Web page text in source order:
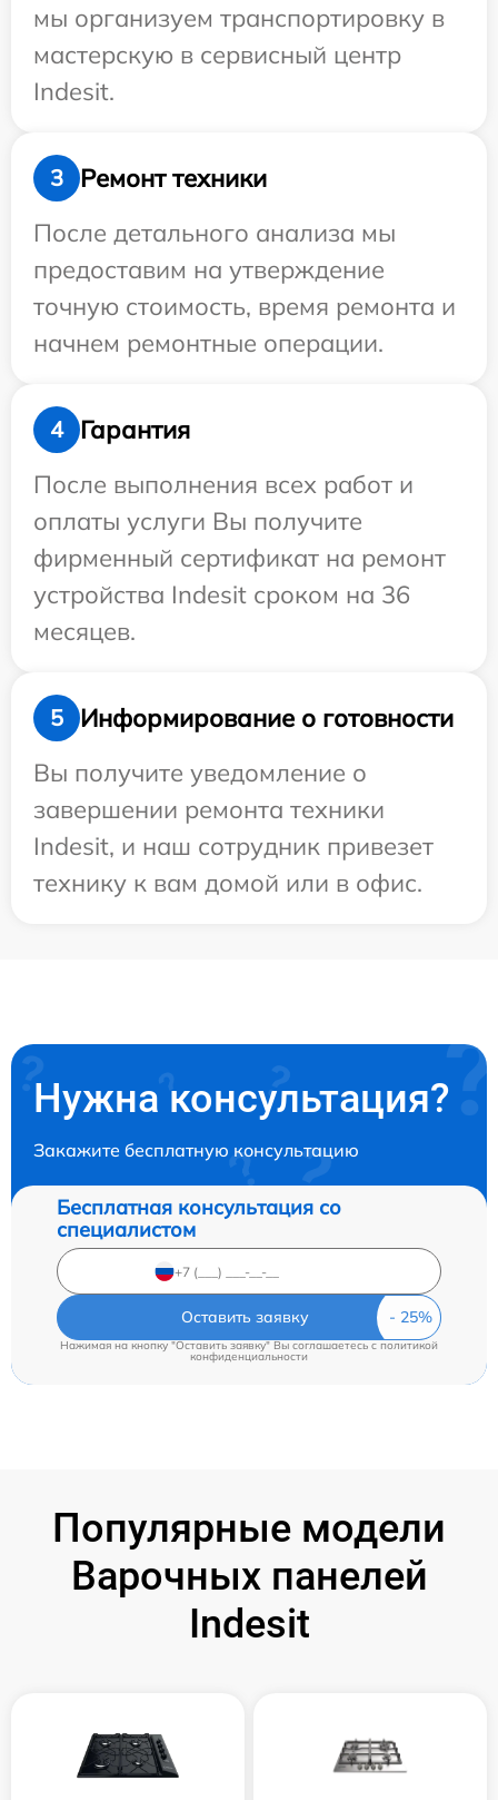
мы организуем транспортировку в
мастерскую в сервисный центр
Indesit.
3
Ремонт техники
После детального анализа мы
предоставим на утверждение
точную стоимость, время ремонта и
начнем ремонтные операции.
4
Гарантия
После выполнения всех работ и
оплаты услуги Вы получите
фирменный сертификат на ремонт
устройства Indesit сроком на 36
месяцев.
5
Информирование о готовности
Вы получите уведомление о
завершении ремонта техники
Indesit, и наш сотрудник привезет
технику к вам домой или в офис.
Нужна консультация?
Закажите бесплатную консультацию
Бесплатная консультация со
специалистом
Оставить заявку
Нажимая на кнопку "Оставить заявку" Вы соглашаетесь c политикой
конфиденциальности
Популярные модели
Варочных панелей
Indesit